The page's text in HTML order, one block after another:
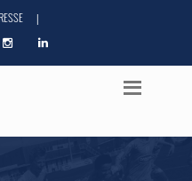
|